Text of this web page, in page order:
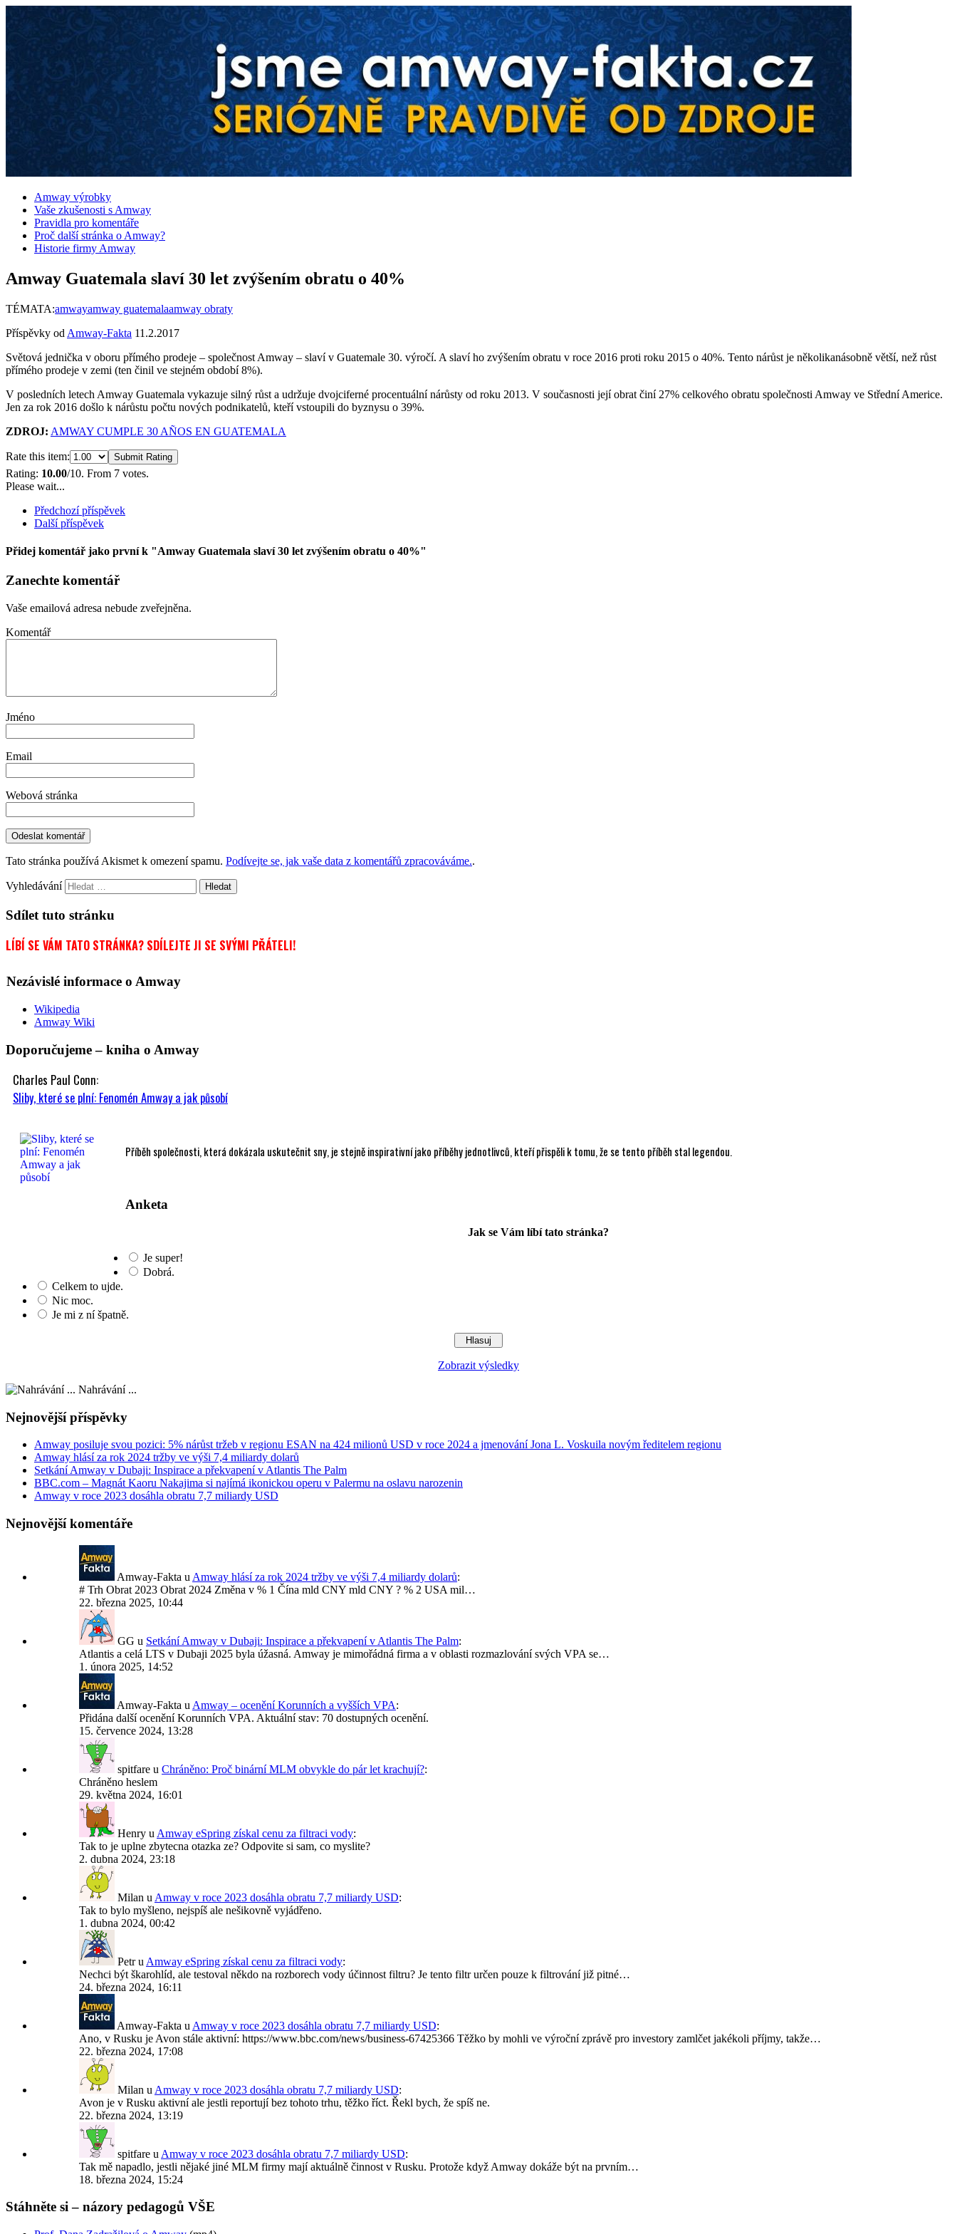
Amway výrobky
Vaše zkušenosti s Amway
Pravidla pro komentáře
Proč další stránka o Amway?
Historie firmy Amway
Amway Guatemala slaví 30 let zvýšením obratu o 40%
TÉMATA:amwayamway guatemalaamway obraty
Příspěvky od Amway-Fakta 11.2.2017
Světová jednička v oboru přímého prodeje – společnost Amway – slaví v Guatemale 30. výročí. A slaví ho zvýšením obratu v roce 2016 proti roku 2015 o 40%. Tento nárůst je několikanásobně větší, než růst
přímého prodeje v zemi (ten činil ve stejném období 8%).
V posledních letech Amway Guatemala vykazuje silný růst a udržuje dvojciferné procentuální nárůsty od roku 2013. V současnosti její obrat činí 27% celkového obratu společnosti Amway ve Střední Americe.
Jen za rok 2016 došlo k nárůstu počtu nových podnikatelů, kteří vstoupili do byznysu o 39%.
ZDROJ: AMWAY CUMPLE 30 AÑOS EN GUATEMALA
Rate this item: Submit Rating
Rating: 10.00/10. From 7 votes.
Please wait...
Předchozí příspěvek
Další příspěvek
Přidej komentář jako první k "Amway Guatemala slaví 30 let zvýšením obratu o 40%"
Zanechte komentář
Vaše emailová adresa nebude zveřejněna.
Komentář
Jméno
Email
Webová stránka
Tato stránka používá Akismet k omezení spamu. Podívejte se, jak vaše data z komentářů zpracováváme..
Vyhledávání
Sdílet tuto stránku
LÍBÍ SE VÁM TATO STRÁNKA? SDÍLEJTE JI SE SVÝMI PŘÁTELI!
Nezávislé informace o Amway
Wikipedia
Amway Wiki
Doporučujeme – kniha o Amway
Charles Paul Conn:
Sliby, které se plní: Fenomén Amway a jak působí
Příběh společnosti, která dokázala uskutečnit sny, je stejně inspirativní jako příběhy jednotlivců, kteří přispěli k tomu, že se tento příběh stal legendou.
Anketa
Jak se Vám líbí tato stránka?
Je super!
Dobrá.
Celkem to ujde.
Nic moc.
Je mi z ní špatně.
Zobrazit výsledky
Nahrávání ...
Nejnovější příspěvky
Amway posiluje svou pozici: 5% nárůst tržeb v regionu ESAN na 424 milionů USD v roce 2024 a jmenování Jona L. Voskuila novým ředitelem regionu
Amway hlásí za rok 2024 tržby ve výši 7,4 miliardy dolarů
Setkání Amway v Dubaji: Inspirace a překvapení v Atlantis The Palm
BBC.com – Magnát Kaoru Nakajima si najímá ikonickou operu v Palermu na oslavu narozenin
Amway v roce 2023 dosáhla obratu 7,7 miliardy USD
Nejnovější komentáře
Amway-Fakta u Amway hlásí za rok 2024 tržby ve výši 7,4 miliardy dolarů:
# Trh Obrat 2023 Obrat 2024 Změna v % 1 Čína mld CNY mld CNY ? % 2 USA mil…
22. března 2025, 10:44
GG u Setkání Amway v Dubaji: Inspirace a překvapení v Atlantis The Palm:
Atlantis a celá LTS v Dubaji 2025 byla úžasná. Amway je mimořádná firma a v oblasti rozmazlování svých VPA se…
1. února 2025, 14:52
Amway-Fakta u Amway – ocenění Korunních a vyšších VPA:
Přidána další ocenění Korunních VPA. Aktuální stav: 70 dostupných ocenění.
15. července 2024, 13:28
spitfare u Chráněno: Proč binární MLM obvykle do pár let krachují?:
Chráněno heslem
29. května 2024, 16:01
Henry u Amway eSpring získal cenu za filtraci vody:
Tak to je uplne zbytecna otazka ze? Odpovite si sam, co myslite?
2. dubna 2024, 23:18
Milan u Amway v roce 2023 dosáhla obratu 7,7 miliardy USD:
Tak to bylo myšleno, nejspíš ale nešikovně vyjádřeno.
1. dubna 2024, 00:42
Petru Amway eSpring získal cenu za filtraci vody:
Nechci být škarohlíd, ale testoval někdo na rozborech vody účinnost filtru? Je tento filtr určen pouze k filtrování již pitné…
24. března 2024, 16:11
Amway-Fakta u Amway v roce 2023 dosáhla obratu 7,7 miliardy USD:
Ano, v Rusku je Avon stále aktivní: https://www.bbc.com/news/business-67425366 Těžko by mohli ve výroční zprávě pro investory zamlčet jakékoli příjmy, takže…
22. března 2024, 17:08
Milan u Amway v roce 2023 dosáhla obratu 7,7 miliardy USD:
Avon je v Rusku aktivní ale jestli reportují bez tohoto trhu, těžko říct. Řekl bych, že spíš ne.
22. března 2024, 13:19
spitfare u Amway v roce 2023 dosáhla obratu 7,7 miliardy USD:
Tak mě napadlo, jestli nějaké jiné MLM firmy mají aktuálně činnost v Rusku. Protože když Amway dokáže být na prvním…
18. března 2024, 15:24
Stáhněte si – názory pedagogů VŠE